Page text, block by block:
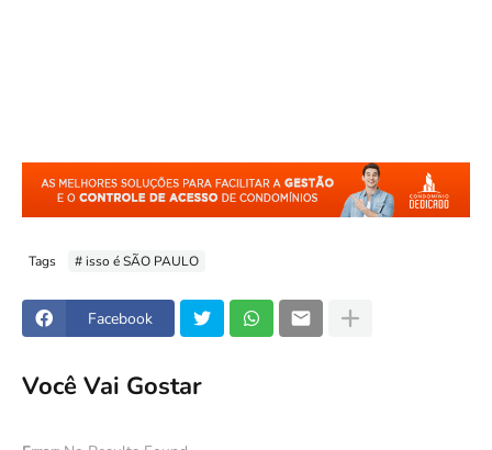
Tags # isso é SÃO PAULO
Facebook
Você Vai Gostar